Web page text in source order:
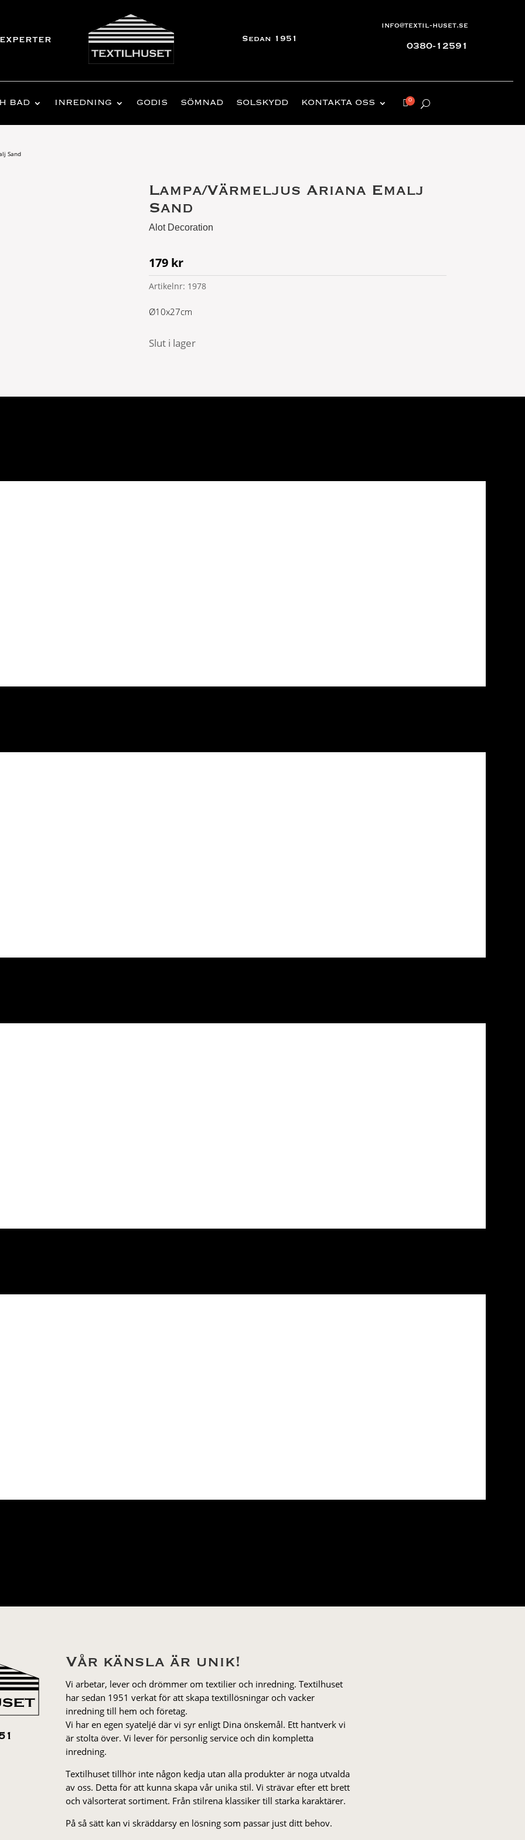
Sedan 1951
info@textil-huset.se
0380-12591
BAD INREDNING GODIS SÖMNAD SOLSKYDD KONTAKTA OSS
Sand
Lampa/Värmeljus Ariana Emalj
Sand
Alot Decoration
179 kr
Artikelnr: 1978
Ø10x27cm
Slut i lager
Vår känsla är unik!
Vi arbetar, lever och drömmer om textilier och inredning. Textilhuset
har sedan 1951 verkat för att skapa textillösningar och vacker
inredning till hem och företag.
Vi har en egen syateljé där vi syr enligt Dina önskemål. Ett hantverk vi
är stolta över. Vi lever för personlig service och din kompletta
inredning.
Textilhuset tillhör inte någon kedja utan alla produkter är noga utvalda
av oss. Detta för att kunna skapa vår unika stil. Vi strä­var efter ett brett
och välsorterat sor­ti­ment. Från stil­rena klas­siker till starka karaktärer.
På så sätt kan vi skräddarsy en lösning som passar just ditt behov.